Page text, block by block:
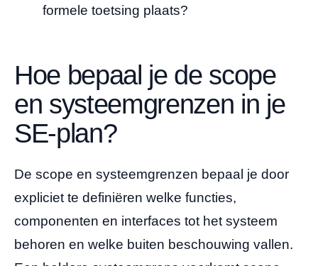
formele toetsing plaats?
Hoe bepaal je de scope
en systeemgrenzen in je
SE-plan?
De scope en systeemgrenzen bepaal je door
expliciet te definiëren welke functies,
componenten en interfaces tot het systeem
behoren en welke buiten beschouwing vallen.